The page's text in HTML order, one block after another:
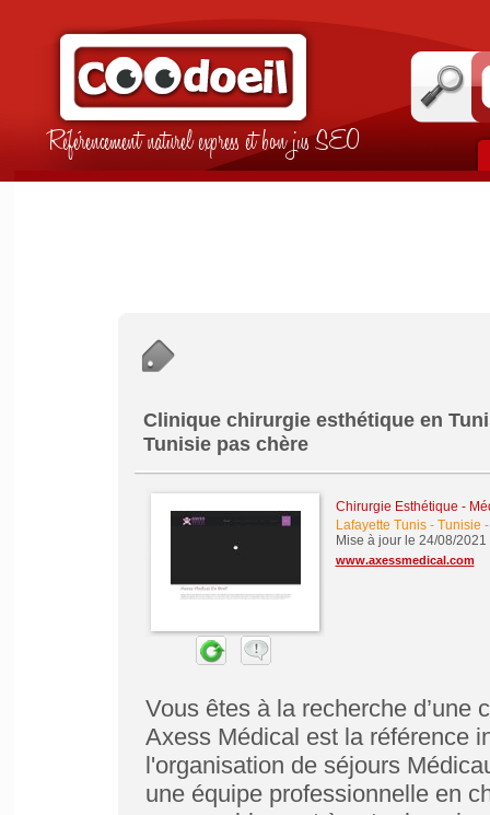
Référencement naturel express et bon jus SEO
Clinique chirurgie esthétique en
Tunisie pas chère
Chirurgie Esthétique -
Lafayette Tunis - Tunisie -
Mise à jour le 24/08/2021
www.axessmedical.com
Vous êtes à la recherche d’une
Axess Médical est la référence
l'organisation de séjours
une équipe professionnelle en